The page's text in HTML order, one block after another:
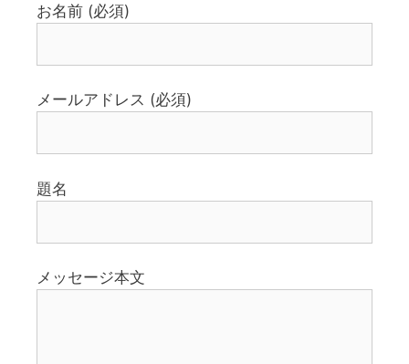
お名前 (必須)
メールアドレス (必須)
題名
メッセージ本文